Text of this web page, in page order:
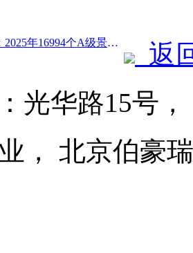
前一篇：文旅部：2025年16994个A级景区接待游客75.1亿人次，旅游收入5544.9亿
返
光华路15号，
业， 北京伯